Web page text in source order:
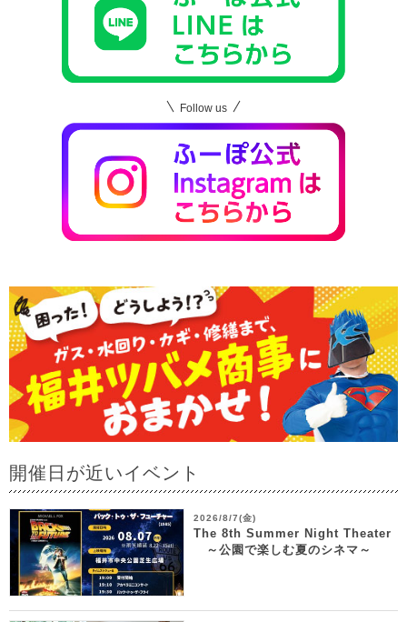
Follow us
開催日が近いイベント
2026/8/7(金)
The 8th Summer Night Theater
～公園で楽しむ夏のシネマ～